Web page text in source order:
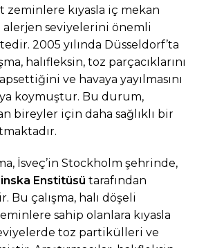
zeminlere kıyasla iç mekan
alerjen seviyelerini önemli
2005 yılında Düsseldorf’ta
halıfleksin, toz parçacıklarını
ve havaya yayılmasını
koymuştur. Bu durum,
bireyler için daha sağlıklı bir
İsveç’in Stockholm şehrinde,
Enstitüsü tarafından
çalışma, halı döşeli
sahip olanlara kıyasla
toz partikülleri ve